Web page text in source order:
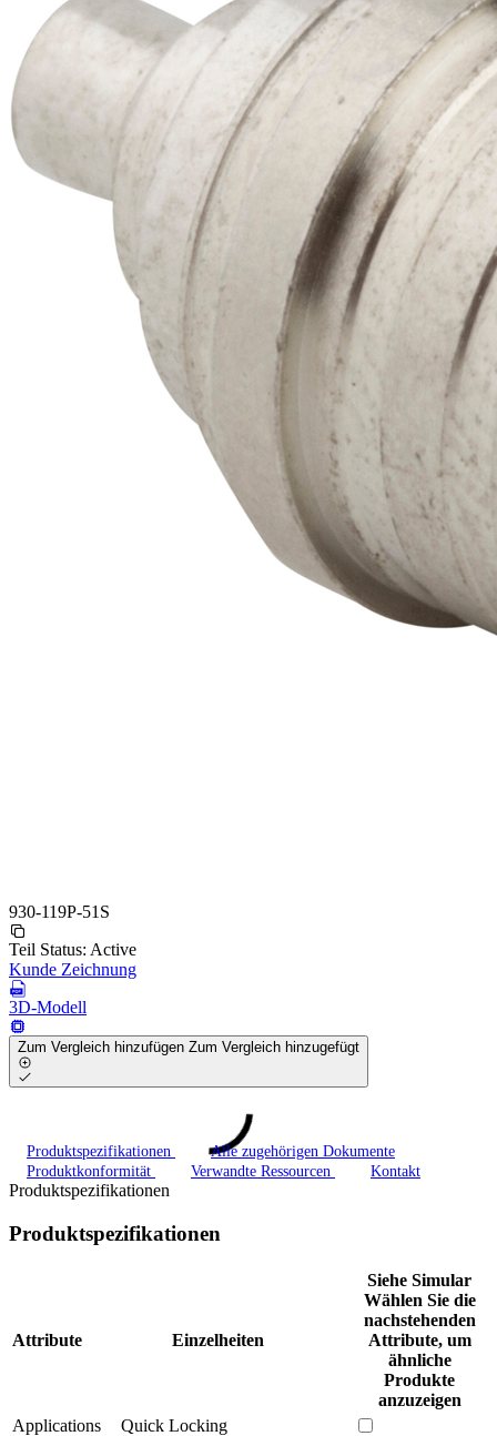
930-119P-51S
Teil Status: Active
Kunde Zeichnung
3D-Modell
Zum Vergleich hinzufügen Zum Vergleich hinzugefügt
Produktspezifikationen
Alle zugehörigen Dokumente
Produktkonformität
Verwandte Ressourcen Kontakt
Produktspezifikationen
Produktspezifikationen
Attribute Einzelheiten
Siehe Simular
Wählen Sie die
nachstehenden
Attribute, um
ähnliche
Produkte
anzuzeigen
Applications
Quick Locking